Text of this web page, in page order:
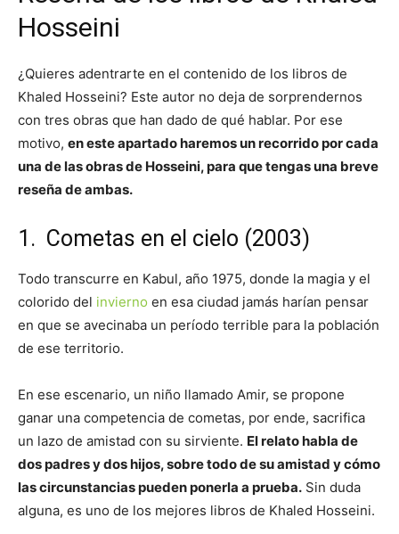
Hosseini
¿Quieres adentrarte en el contenido de los libros de
Khaled Hosseini? Este autor no deja de sorprendernos
con tres obras que han dado de qué hablar. Por ese
motivo, en este apartado haremos un recorrido por cada
una de las obras de Hosseini, para que tengas una breve
reseña de ambas.
1. Cometas en el cielo (2003)
Todo transcurre en Kabul, año 1975, donde la magia y el
colorido del invierno en esa ciudad jamás harían pensar
en que se avecinaba un período terrible para la población
de ese territorio.
En ese escenario, un niño llamado Amir, se propone
ganar una competencia de cometas, por ende, sacrifica
un lazo de amistad con su sirviente. El relato habla de
dos padres y dos hijos, sobre todo de su amistad y cómo
las circunstancias pueden ponerla a prueba. Sin duda
alguna, es uno de los mejores libros de Khaled Hosseini.